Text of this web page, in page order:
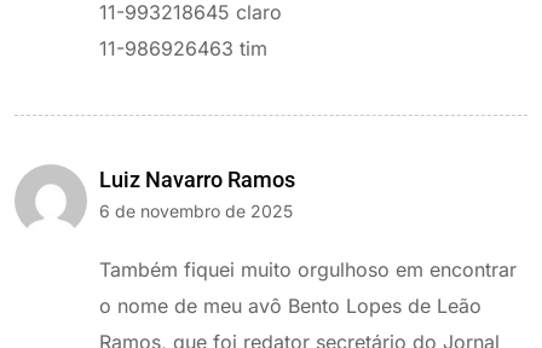
11-993218645 claro
11-986926463 tim
Luiz Navarro Ramos
6 de novembro de 2025
Também fiquei muito orgulhoso em encontrar
o nome de meu avô Bento Lopes de Leão
Ramos, que foi redator secretário do Jornal